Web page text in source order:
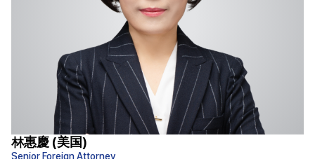
林惠慶 (美国)
Senior Foreign Attorney